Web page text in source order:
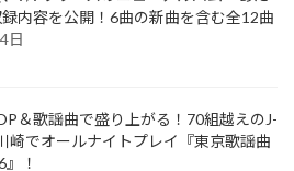
内容を公開！6曲の新曲を含む全12曲
日
＆歌謡曲で盛り上がる！70組越えのJ-
崎でオールナイトプレイ『東京歌謡曲
！